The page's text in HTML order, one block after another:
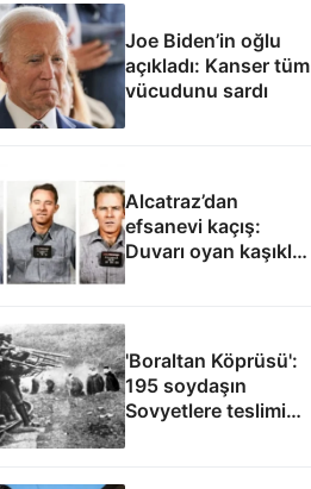
Joe Biden’in oğlu
açıkladı: Kanser tüm
vücudunu sardı
Alcatraz’dan
efsanevi kaçış:
Duvarı oyan kaşıklar,
yağmurluklardan
gönderilen çiçekler...
'Boraltan Köprüsü':
195 soydaşın
Sovyetlere teslimi
Cüneyt Arkın’ın